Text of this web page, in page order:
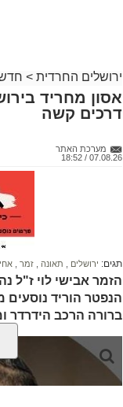
ירושלים החרדית >
אסון מחריד
דרכים קשה
מערכת האתר
07.08.26 / 18:52
תגים: ירושלים תאונה זמר
הזמר אבישי לוי ז"ל
הנפטר הוריד נוסעים
ברורה הרכב הידרדר